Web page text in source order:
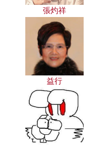
張灼祥
益行